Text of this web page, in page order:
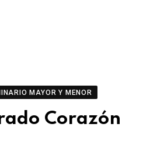
MAYOR Y MENOR
Corazón